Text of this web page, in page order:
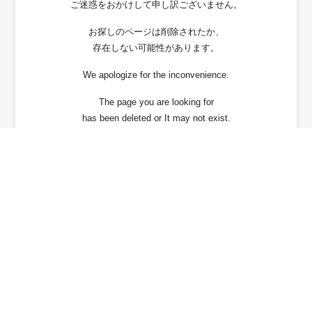
ご迷惑をおかけして申し訳ございません。
お探しのページは削除されたか、
存在しない可能性があります。
We apologize for the inconvenience.
The page you are looking for
has been deleted or It may not exist.